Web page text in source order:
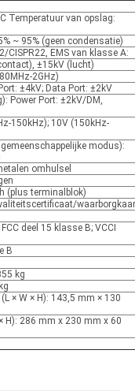
Temperatuur van opslag:
~ 95% (geen condensatie)
CISPR22, EMS van klasse A:
±15kV (lucht)
2GHz)
±4kV; Data Port: ±2kV
Power Port: ±2kV/DM,
150kHz); 10V (150kHz-
modus):
omhulsel
(plus terminalblok)
deel 15 klasse B; VCCI
B
kg
× W × H): 143,5 mm × 130
H): 286 mm x 230 mm x 60